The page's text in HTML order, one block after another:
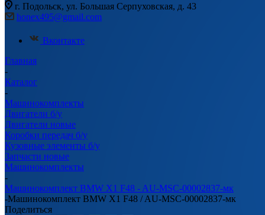
г. Подольск, ул. Большая Серпуховская, д. 43
honex495@gmail.com
Вконтакте
Главная
-
Каталог
-
Машинокомплекты
Двигатели б/у
Двигатели новые
Коробки передач б/у
Кузовные элементы б/у
Запчасти новые
Машинокомплекты
-
Машинокомплект BMW X1 F48 - AU-MSC-00002837-мк
-Машинокомплект BMW X1 F48 / AU-MSC-00002837-мк
Поделиться